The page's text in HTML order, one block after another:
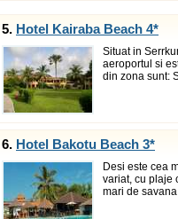
5. Hotel Kairaba Beach 4*
Situat in
aeroportul si
din zona sunt:
6. Hotel Bakotu Beach 3*
Desi este cea
variat, cu plaje
mari de